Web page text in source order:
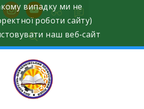
instagram
youtube
випадку ми не
роботи сайту)
наш веб-сайт